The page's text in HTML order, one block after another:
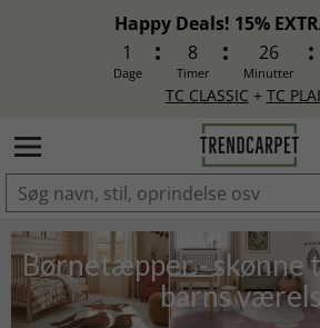
Happy Deals! 15%
1
Dage
8
Timer
26
Minutter
TC CLASSIC + TC
LAGT I INDKØBSKURVEN.
Børnetæpper -
barns